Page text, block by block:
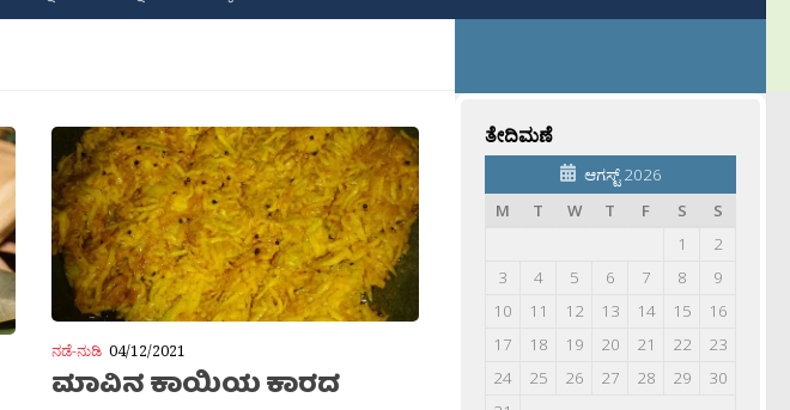
ನಡೆ-ನುಡಿ 04/12/2021
ಮಾವಿನ ಕಾಯಿಯ ಕಾರದ
ತೇದಿಮಣೆ
ಆಗಸ್ಟ್ 2026
M
T W T F S
S
1
2
3
4 5 6 7 8
9
10
11 12 13 14 15
16
17
18 19 20 21 22
23
24
25 26 27 28 29
30